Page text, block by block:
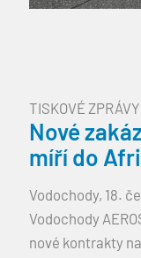
TISKOVÉ ZPRÁVY
Nové
míří do
Vodochody, 18.
Vodochody
nové kontrakty